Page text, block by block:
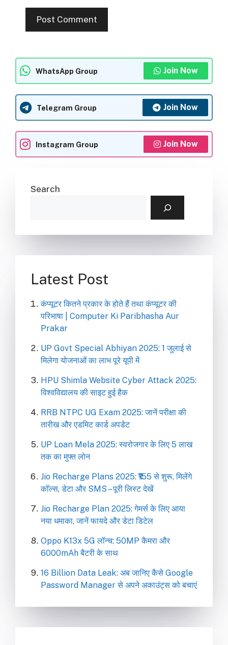
WhatsApp Group Join Now
Telegram Group Join Now
Instagram Group Join Now
Search
Latest Post
कंप्यूटर कितने प्रकार के होते हैं तथा कंप्यूटर की
परिभाषा | Computer Ki Paribhasha Aur
Prakar
UP Govt Special Abhiyan 2025: 1 जुलाई से
मिलेगा योजनाओं का लाभ पूरे यूपी में
HPU Shimla Website Cyber Attack 2025:
विश्वविद्यालय की साइट हुई हैक
RRB NTPC UG Exam 2025: जानें परीक्षा की
तारीख और एडमिट कार्ड अपडेट
UP Loan Mela 2025: स्वरोजगार के लिए 5 लाख
तक का मुफ्त लोन
Jio Recharge Plans 2025: ₹155 से शुरू, मिलेंगे
कॉल्स, डेटा और SMS – पूरी लिस्ट देखें
Jio Recharge Plan 2025: गेमर्स के लिए आया
नया धमाका, जानें फायदे और डेटा डिटेल
Oppo K13x 5G लॉन्च: 50MP कैमरा और
6000mAh बैटरी के साथ
16 Billion Data Leak: अब जानिए कैसे Google
Password Manager से अपने अकाउंट्स को बचाएं